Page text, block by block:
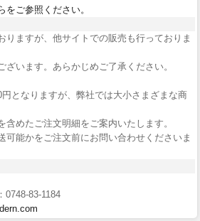
ご参照ください。
りますが、他サイトでの販売も行っておりま
います。あらかじめご了承ください。
となりますが、弊社では大小さまざまな商
含めたご注文明細をご案内いたします。
能かをご注文前にお問い合わせくださいま
0748-83-1184